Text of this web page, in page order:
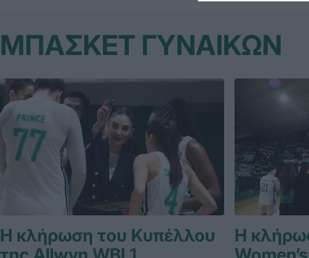
ΜΠΑΣΚΕΤ ΓΥΝΑΙΚΩΝ
Η κλήρωση του Κυπέλλου
Η